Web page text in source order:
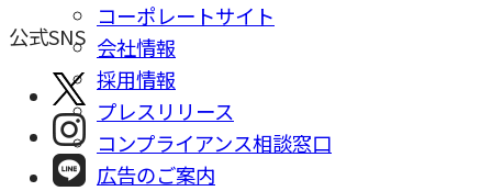
コーポレートサイト
会社情報
採⽤情報
プレスリリース
コンプライアンス相談窓⼝
広告のご案内
公式SNS